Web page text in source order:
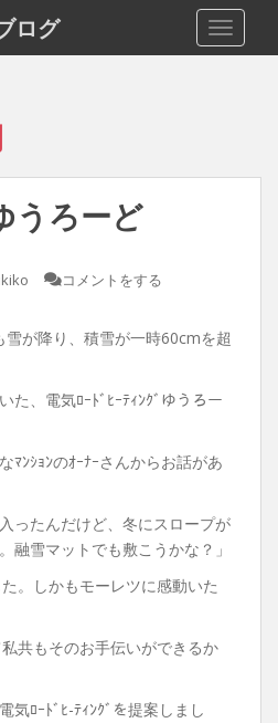
ログ
うろーど
コメントをする
雪が降り、積雪が一時60cmを超
た、電気ﾛｰﾄﾞﾋｰﾃｨﾝｸﾞゆうろー
ﾏﾝｼｮﾝのｵｰﾅｰさんからお話があ
ったんだけど、冬にスロープが
融雪マットでも敷こうかな？」
。しかもモーレツに感動いた
共もそのお手伝いができるか
気ﾛｰﾄﾞﾋ-ﾃｨﾝｸﾞを提案しまし